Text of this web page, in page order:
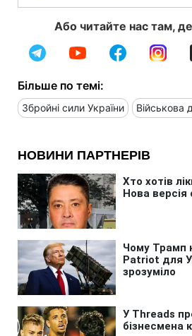
Або читайте нас там,
Більше по темі:
Збройні сили України Військова